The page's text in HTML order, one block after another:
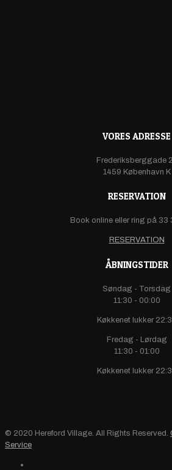
VORES ADRESSE
Frederiksberggade
1459 København K
RESERVATION
Book online eller ring på 33
RESERVATION
ÅBNINGSTIDER
Søndag - Torsdag
11:30 - 00:00
Køkkenet lukker
Fredag - Lørdag
11:30 - 01:00
Køkkenet lukker
© 2020 Hereford Village. All Rights Reserved.
Service